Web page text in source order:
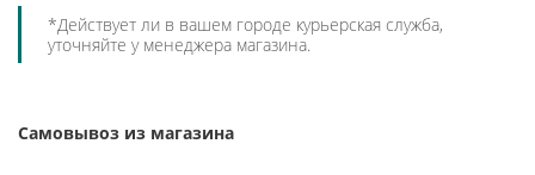
*Действует ли в вашем городе курьерская служба,
уточняйте у менеджера магазина.
Самовывоз из магазина